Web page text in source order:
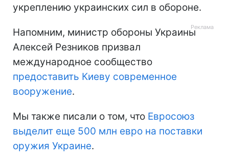
укреплению украинских сил в обороне.
Напомним, министр обороны Украины
Алексей Резников призвал
международное сообщество
предоставить Киеву современное
вооружение.
Мы также писали о том, что Евросоюз
выделит еще 500 млн евро на поставки
оружия Украине.